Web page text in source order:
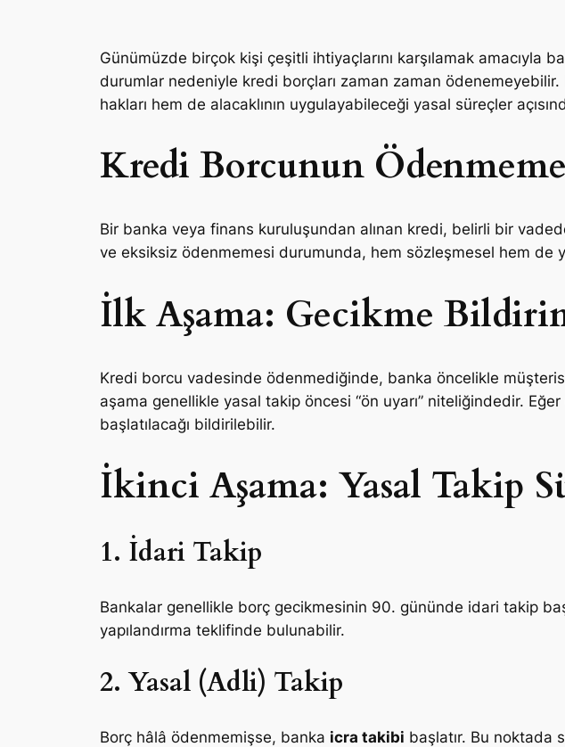
Günümüzde birçok kişi çeşitli ihtiyaçlarını karşılamak amacıyla
durumlar nedeniyle kredi borçları zaman zaman ödenemeyebilir.
hakları hem de alacaklının uygulayabileceği yasal süreçler
Kredi Borcunun
Bir banka veya finans kuruluşundan alınan kredi, belirli bir
ve eksiksiz ödenmemesi durumunda, hem sözleşmesel hem de
İlk Aşama: Gecikme
Kredi borcu vadesinde ödenmediğinde, banka öncelikle
aşama genellikle yasal takip öncesi “ön uyarı” niteliğindedir. Eğer
başlatılacağı bildirilebilir.
İkinci Aşama: Yasal Takip
1. İdari Takip
Bankalar genellikle borç gecikmesinin 90. gününde idari takip
yapılandırma teklifinde bulunabilir.
2. Yasal (Adli) Takip
Borç hâlâ ödenmemişse, banka icra takibi başlatır. Bu noktada